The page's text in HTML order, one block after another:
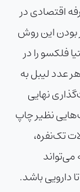
اقتصادی در
بودن این روش
یا فلکسو را در
عدد لیبل به
نهایی
نظیرچاپ
تک‌نفره،
دارویی باشد.